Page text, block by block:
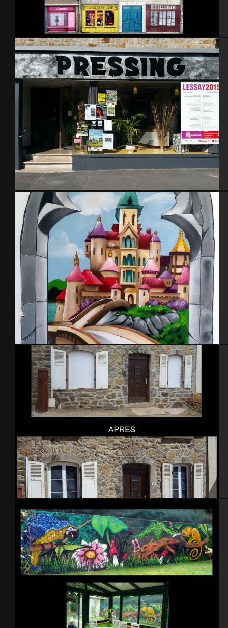
Trompe l’oeil- Cherbourg 2014
Enseigne pressing -La haye du puits
Château Princesse